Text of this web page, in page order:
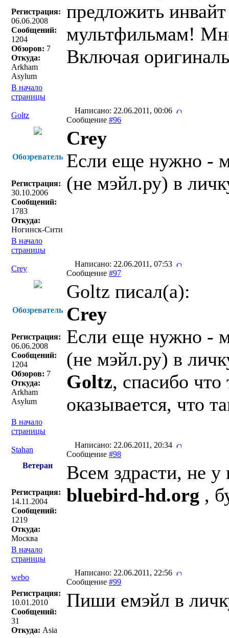
Регистрация:
06.06.2008
Сообщений:
1204
Обзоров: 7
Откуда:
Arkham
Asylum
предложить
мультфильмам!
Включая
В начало
страницы
Goltz
Написано: 22.06.2011, 00:06
Сообщение #96
Обозреватель
Регистрация:
30.10.2006
Сообщений:
1783
Откуда:
Ногинск-Сити
Crey
Если еще нужно -
(не мэйл.ру) в
В начало
страницы
Crey
Написано: 22.06.2011, 07:53
Сообщение #97
Обозреватель
Регистрация:
06.06.2008
Сообщений:
1204
Обзоров: 7
Откуда:
Arkham
Asylum
Goltz писал(a):
Crey
Если еще нужно -
(не мэйл.ру) в
Goltz, спасибо
оказывается, что
В начало
страницы
Stahan
Написано: 22.06.2011, 20:34
Сообщение #98
Ветеран
Регистрация:
14.11.2004
Сообщений:
1219
Откуда:
Москва
Всем здрасти, не у
bluebird-hd.org ,
В начало
страницы
webo
Написано: 22.06.2011, 22:56
Сообщение #99
Регистрация:
10.01.2010
Сообщений:
31
Откуда: Asia
Пиши емэйл в